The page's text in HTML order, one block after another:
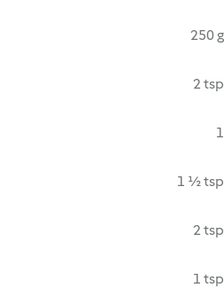
250 g
2 tsp
1
1 ½ tsp
2 tsp
1 tsp